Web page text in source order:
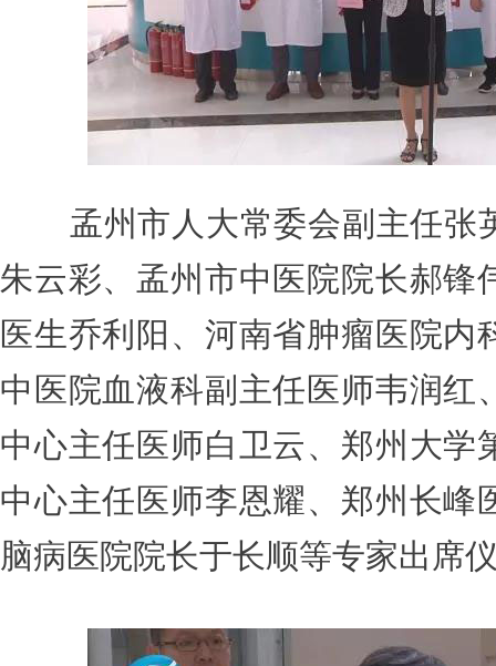
孟州市人大常委会副主任张
朱云彩、孟州市中医院院长郝锋
医生乔利阳、河南省肿瘤医院内
中医院血液科副主任医师韦润红
中心主任医师白卫云、郑州大学
中心主任医师李恩耀、郑州长峰
脑病医院院长于长顺等专家出席